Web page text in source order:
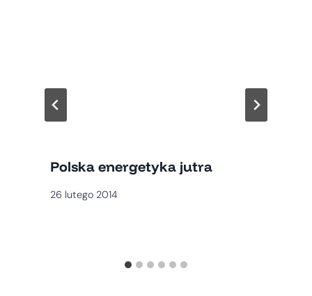
Polska energetyka jutra
26 lutego 2014